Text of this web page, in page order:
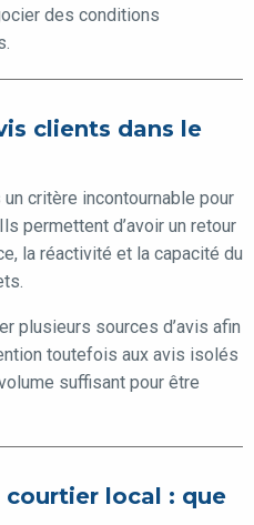
des conditions
clients dans le
critère incontournable pour
permettent d’avoir un retour
la réactivité et la capacité du
plusieurs sources d’avis afin
toutefois aux avis isolés
suffisant pour être
local : que